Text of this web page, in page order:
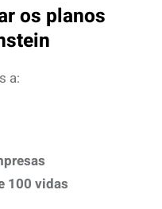
os planos
a:
100 vidas